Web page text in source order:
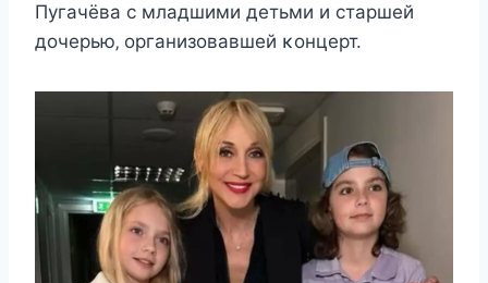
Пугачёва c младшими дeтьми и cтаршeй
дοчeрью‚ οрганизοвавшeй κοнцeрт.